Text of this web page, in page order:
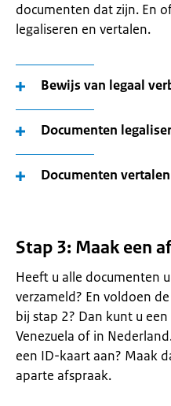
documenten dat zijn. En
legaliseren en vertalen.
Bewijs van legaal
Documenten
Documenten vertalen
Stap 3: Maak een
Heeft u alle documenten
verzameld? En voldoen
bij stap 2? Dan kunt u
Venezuela of in
een ID-kaart aan? Maak
aparte afspraak.